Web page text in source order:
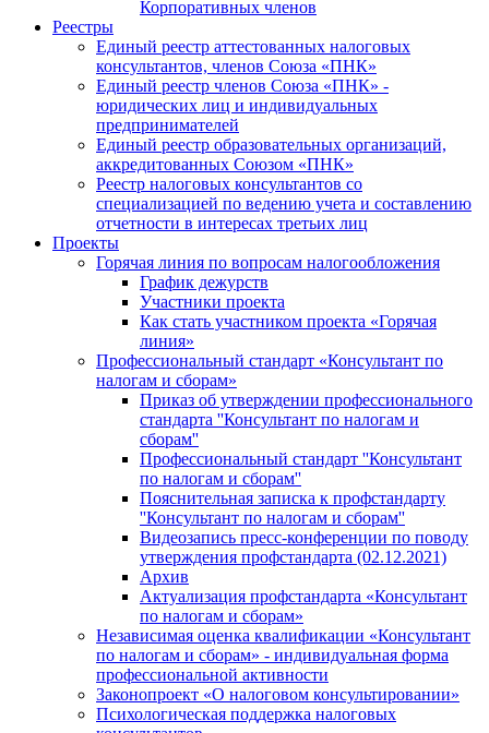
Корпоративных членов
Реестры
Единый реестр аттестованных налоговых
консультантов, членов Союза «ПНК»
Единый реестр членов Союза «ПНК» -
юридических лиц и индивидуальных
предпринимателей
Единый реестр образовательных организаций,
аккредитованных Союзом «ПНК»
Реестр налоговых консультантов со
специализацией по ведению учета и составлению
отчетности в интересах третьих лиц
Проекты
Горячая линия по вопросам налогообложения
График дежурств
Участники проекта
Как стать участником проекта «Горячая
линия»
Профессиональный стандарт «Консультант по
налогам и сборам»
Приказ об утверждении профессионального
стандарта ''Консультант по налогам и
сборам''
Профессиональный стандарт ''Консультант
по налогам и сборам''
Пояснительная записка к профстандарту
''Консультант по налогам и сборам''
Видеозапись пресс-конференции по поводу
утверждения профстандарта (02.12.2021)
Архив
Актуализация профстандарта «Консультант
по налогам и сборам»
Независимая оценка квалификации «Консультант
по налогам и сборам» - индивидуальная форма
профессиональной активности
Законопроект «О налоговом консультировании»
Психологическая поддержка налоговых